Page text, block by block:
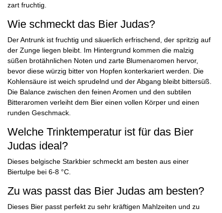
zart fruchtig.
Wie schmeckt das Bier Judas?
Der Antrunk ist fruchtig und säuerlich erfrischend, der spritzig auf
der Zunge liegen bleibt. Im Hintergrund kommen die malzig
süßen brotähnlichen Noten und zarte Blumenaromen hervor,
bevor diese würzig bitter von Hopfen konterkariert werden. Die
Kohlensäure ist weich sprudelnd und der Abgang bleibt bittersüß.
Die Balance zwischen den feinen Aromen und den subtilen
Bitteraromen verleiht dem Bier einen vollen Körper und einen
runden Geschmack.
Welche Trinktemperatur ist für das Bier
Judas ideal?
Dieses belgische Starkbier schmeckt am besten aus einer
Biertulpe bei 6-8 °C.
Zu was passt das Bier Judas am besten?
Dieses Bier passt perfekt zu sehr kräftigen Mahlzeiten und zu